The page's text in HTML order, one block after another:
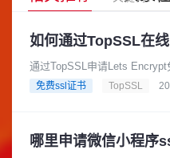
通过TopSSL申请Lets Encrypt
需要注意的是前提您必须要有
免费ssl证书 TopSSL